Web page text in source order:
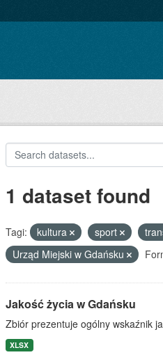
1 dataset found
Tagi: kultura sport
Urząd Miejski w Gdańsku
Jakość życia w Gdańsku
Zbiór prezentuje ogólny wskaźnik
XLSX